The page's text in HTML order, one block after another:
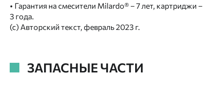
• Гарантия на смесители Milardo® – 7 лет, картриджи –
3 года.
(с) Авторский текст, февраль 2023 г.
ЗАПАСНЫЕ ЧАСТИ